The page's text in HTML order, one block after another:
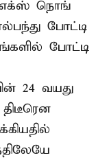
எக்ஸ் நொங்
போட்டி
போட்டி
24 வயது